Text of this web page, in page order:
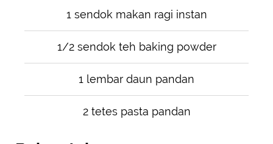
1 sendok makan ragi instan
1/2 sendok teh baking powder
1 lembar daun pandan
2 tetes pasta pandan